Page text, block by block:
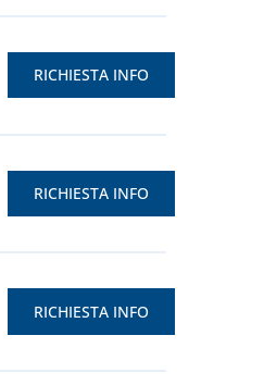
RICHIESTA INFO
RICHIESTA INFO
RICHIESTA INFO